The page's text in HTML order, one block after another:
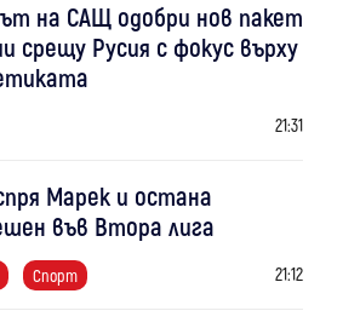
на САЩ одобри нов пакет
срещу Русия с фокус върху
21:31
Марек и остана
във Втора лига
Спорт 21:12